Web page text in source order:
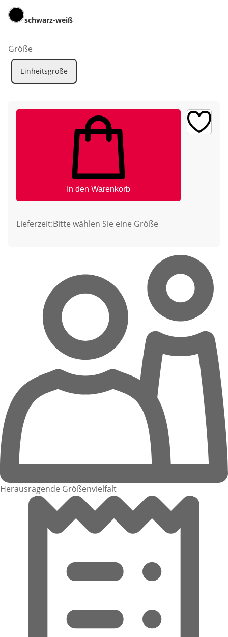
schwarz-weiß
Größe
Einheitsgröße
In den Warenkorb
Lieferzeit:Bitte wählen Sie eine Größe
Herausragende Größenvielfalt